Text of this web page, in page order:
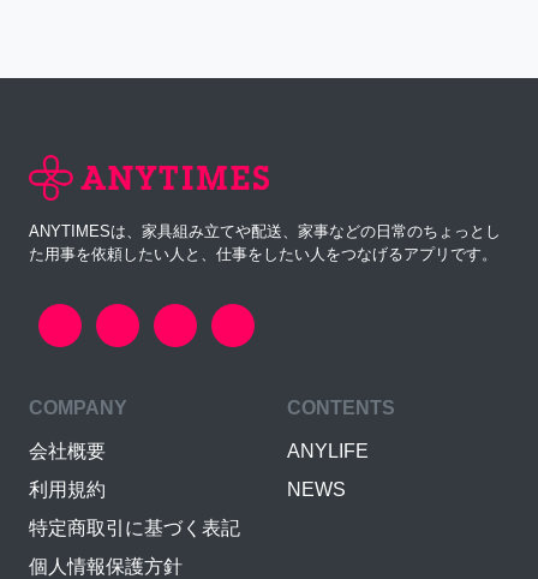
ANYTIMESは、家具組み立てや配送、家事などの日常のちょっとし
た用事を依頼したい人と、仕事をしたい人をつなげるアプリです。
COMPANY
会社概要
利用規約
特定商取引に基づく表記
個人情報保護方針
CONTENTS
ANYLIFE
NEWS